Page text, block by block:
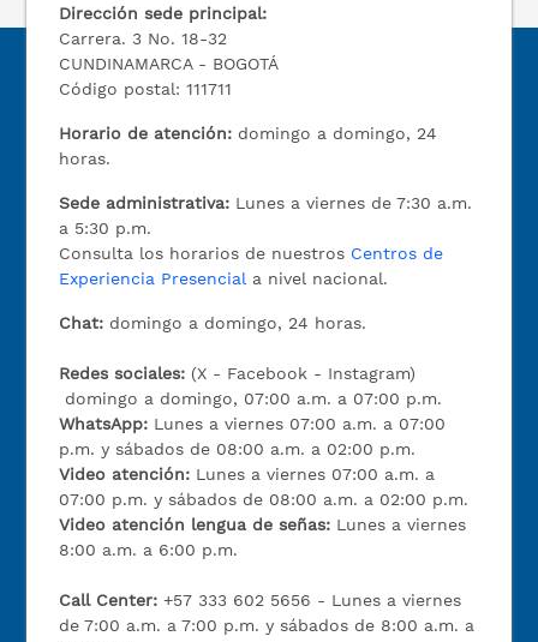
Dirección sede principal:
Carrera. 3 No. 18-32
CUNDINAMARCA - BOGOTÁ
Código postal: 111711
Horario de atención: domingo a domingo, 24
horas.
Sede administrativa: Lunes a viernes de 7:30 a.m.
a 5:30 p.m.
Consulta los horarios de nuestros Centros de
Experiencia Presencial a nivel nacional.
Chat: domingo a domingo, 24 horas.
Redes sociales: (X - Facebook - Instagram)
domingo a domingo, 07:00 a.m. a 07:00 p.m.
WhatsApp: Lunes a viernes 07:00 a.m. a 07:00
p.m. y sábados de 08:00 a.m. a 02:00 p.m.
Video atención: Lunes a viernes 07:00 a.m. a
07:00 p.m. y sábados de 08:00 a.m. a 02:00 p.m.
Video atención lengua de señas: Lunes a viernes
8:00 a.m. a 6:00 p.m.
Call Center:+57 333 602 5656 - Lunes a viernes
de 7:00 a.m. a 7:00 p.m. y sábados de 8:00 a.m. a